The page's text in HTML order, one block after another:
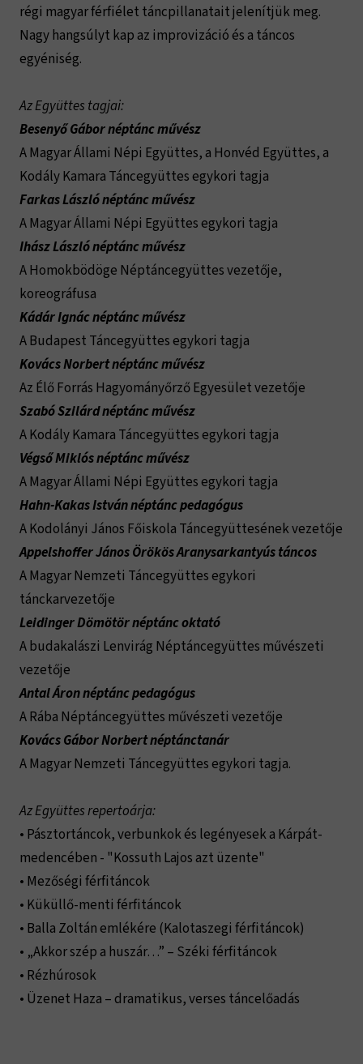
régi magyar férfiélet táncpillanatait jelenítjük meg.
Nagy hangsúlyt kap az improvizáció és a táncos
egyéniség.
Az Együttes tagjai:
Besenyő Gábor néptánc művész
A Magyar Állami Népi Együttes, a Honvéd Együttes, a
Kodály Kamara Táncegyüttes egykori tagja
Farkas László néptánc művész
A Magyar Állami Népi Együttes egykori tagja
Ihász László néptánc művész
A Homokbödöge Néptáncegyüttes vezetője,
koreográfusa
Kádár Ignác néptánc művész
A Budapest Táncegyüttes egykori tagja
Kovács Norbert néptánc művész
Az Élő Forrás Hagyományőrző Egyesület vezetője
Szabó Szilárd néptánc művész
A Kodály Kamara Táncegyüttes egykori tagja
Végső Miklós néptánc művész
A Magyar Állami Népi Együttes egykori tagja
Hahn-Kakas István néptánc pedagógus
A Kodolányi János Főiskola Táncegyüttesének vezetője
Appelshoffer János Örökös Aranysarkantyús táncos
A Magyar Nemzeti Táncegyüttes egykori
tánckarvezetője
Leidinger Dömötör néptánc oktató
A budakalászi Lenvirág Néptáncegyüttes művészeti
vezetője
Antal Áron néptánc pedagógus
A Rába Néptáncegyüttes művészeti vezetője
Kovács Gábor Norbert néptánctanár
A Magyar Nemzeti Táncegyüttes egykori tagja.
Az Együttes repertoárja:
• Pásztortáncok, verbunkok és legényesek a Kárpát-
medencében - "Kossuth Lajos azt üzente"
• Mezőségi férfitáncok
• Küküllő-menti férfitáncok
• Balla Zoltán emlékére (Kalotaszegi férfitáncok)
• „Akkor szép a huszár…” – Széki férfitáncok
• Rézhúrosok
• Üzenet Haza – dramatikus, verses táncelőadás